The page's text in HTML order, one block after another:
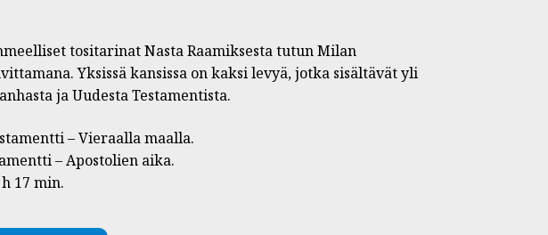
tositarinat Nasta Raamiksesta tutun Milan
Yksissä kansissa on kaksi levyä, jotka sisältävät yli
ja Uudesta Testamentista.
– Vieraalla maalla.
– Apostolien aika.
17 min.